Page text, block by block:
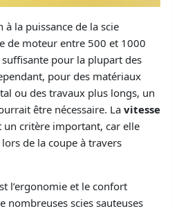
la puissance de la scie
de moteur entre 500 et 1000
pour la plupart des
pour des matériaux
ou des travaux plus longs, un
être nécessaire. La vitesse
un critère important, car elle
de la coupe à travers
l’ergonomie et le confort
nombreuses scies sauteuses